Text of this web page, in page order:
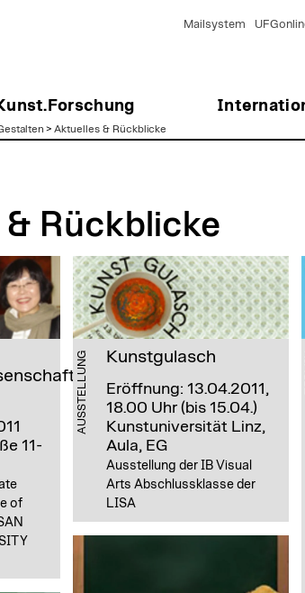
Mailsystem
> Aktuelles & Rückblicke
Rückblicke
11-
of
AUSSTELLUNG Kunstgulasch
Eröffnung: 13.04.2011,
18.00 Uhr (bis 15.04.)
Kunstuniversität Linz,
Aula, EG
Ausstellung der IB Visual
Arts Abschlussklasse der
LISA